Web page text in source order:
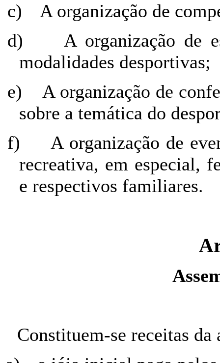
c)
A organização de
d)
A organização de
modalidades desportivas;
e)
A organização de
sobre a temática do
f)
A organização de
recreativa, em especial,
e respectivos familiares.
Constituem-se receitas da